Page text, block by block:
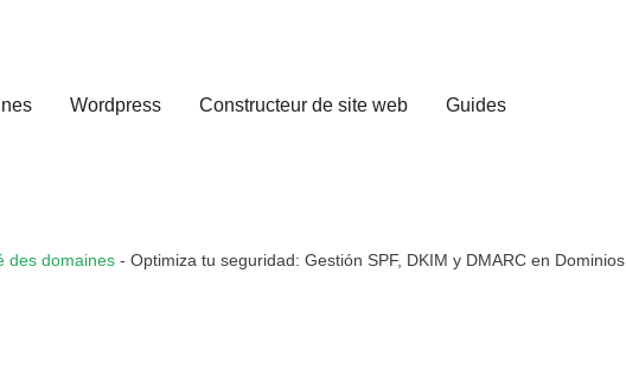
Wordpress Constructeur de site web Guides
des domaines -Optimiza tu seguridad: Gestión SPF, DKIM y DMARC en Dominios